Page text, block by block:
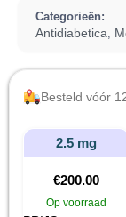
Categorieën:
Antidiabetica,
Besteld vóór
2.5 mg
€200.00
Op voorraad